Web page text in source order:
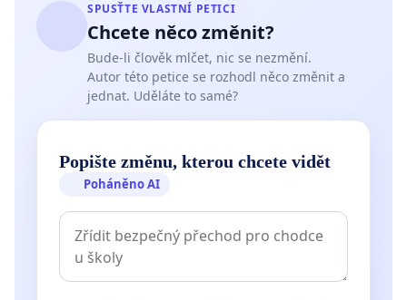
SPUSŤTE VLASTNÍ PETICI
Chcete něco změnit?
Bude-li člověk mlčet, nic se nezmění.
Autor této petice se rozhodl něco změnit a
jednat. Uděláte to samé?
Popište změnu, kterou chcete vidět
Poháněno AI